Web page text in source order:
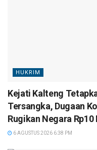
HUKRIM
Kejati Kalteng
Tersangka, Dugaan
Rugikan Negara
6 AGUSTUS 2026 6:38 PM